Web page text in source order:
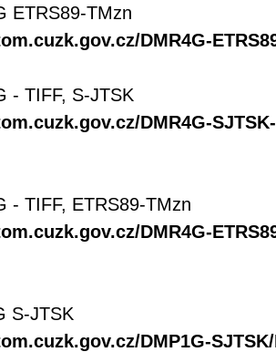
ETRS89-TMzn
DMR4G-
- TIFF, S-JTSK
DMR4G-
- TIFF, ETRS89-TMzn
DMR4G-
S-JTSK
DMP1G-